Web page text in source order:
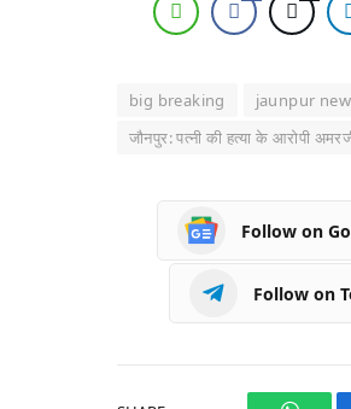
big breaking jaunpur
जौनपुर: पत्नी की हत्या के आरोपी
Follow on
Follow on